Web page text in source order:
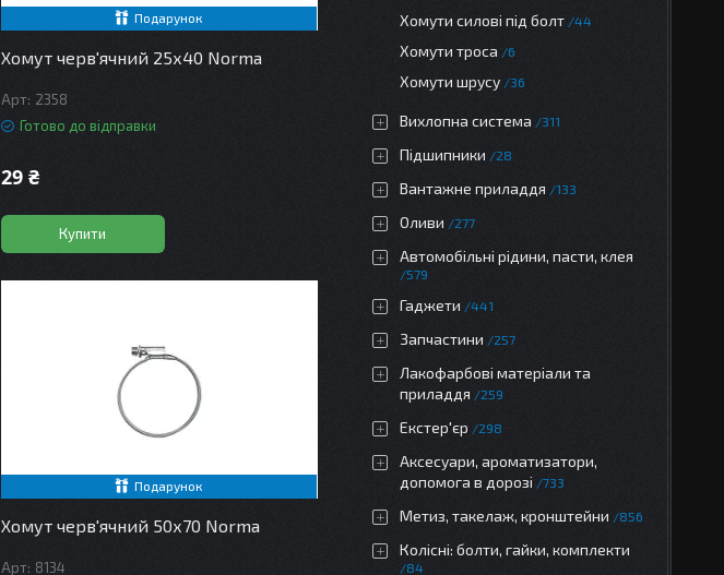
Подарунок
Хомут черв'ячний 25х40 Norma
2358
Готово до відправки
29 ₴
Купити
Подарунок
Хомут черв'ячний 50х70 Norma
8134
Хомути силові під болт 44
Хомути троса 6
Хомути шрусу 36
Вихлопна система 311
Підшипники 28
Вантажне приладдя 133
Оливи 277
Автомобільні рідини, пасти, клея
579
Гаджети 441
Запчастини 257
Лакофарбові матеріали та
приладдя
259
Екстер'єр 298
Аксесуари, ароматизатори,
допомога в дорозі
733
Метиз, такелаж, кронштейни 856
Колісні: болти, гайки, комплекти
84